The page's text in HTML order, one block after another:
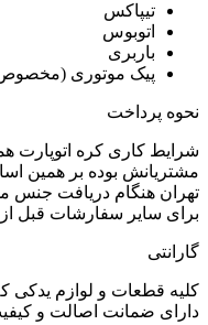
تیپاکس
اتوبوس
باربری
پیک موتوری
نحوه پرداخت
شرایط کاری کره اتوپارت
مشتریانش بوده بر همین
تهران هنگام دریافت جنس
برای سایر سفارشات قبل از
گارانتی
کلیه قطعات و لوازم یدکی
دارای ضمانت اصالت و